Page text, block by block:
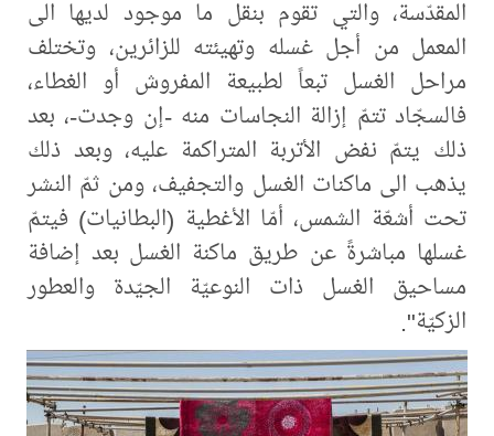
المقدّسة، والتي تقوم بنقل ما موجود لديها الى
المعمل من أجل غسله وتهيئته للزائرين، وتختلف
مراحل الغسل تبعاً لطبيعة المفروش أو الغطاء،
فالسجّاد تتمّ إزالة النجاسات منه -إن وجدت-، بعد
ذلك يتمّ نفض الأتربة المتراكمة عليه، وبعد ذلك
يذهب الى ماكنات الغسل والتجفيف، ومن ثمّ النشر
تحت أشعّة الشمس، أمّا الأغطية (البطانيات) فيتمّ
غسلها مباشرةً عن طريق ماكنة الغسل بعد إضافة
مساحيق الغسل ذات النوعيّة الجيّدة والعطور
الزكيّة".